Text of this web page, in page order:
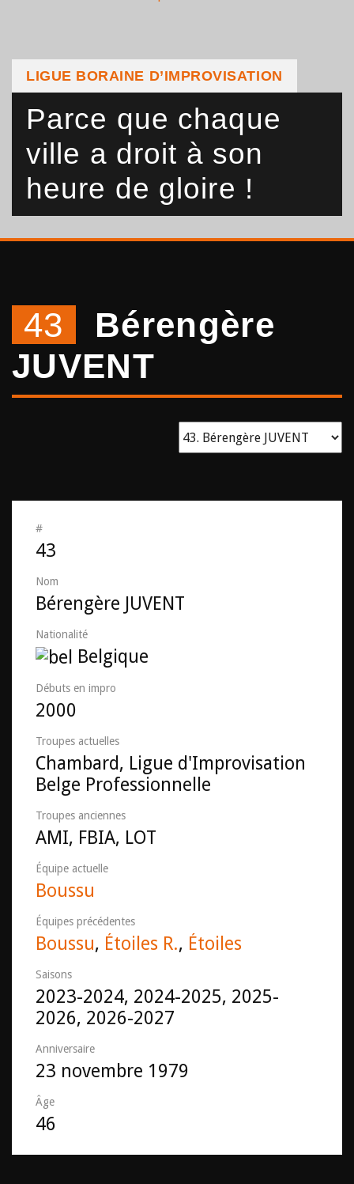
LIGUE BORAINE D’IMPROVISATION
Parce que chaque
ville a droit à son
heure de gloire !
43
Bérengère
JUVENT
#
43
Nom
Bérengère JUVENT
Nationalité
Belgique
Débuts en impro
2000
Troupes actuelles
Chambard, Ligue d'Improvisation
Belge Professionnelle
Troupes anciennes
AMI, FBIA, LOT
Équipe actuelle
Boussu
Équipes précédentes
Boussu, Étoiles R., Étoiles
Saisons
2023-2024, 2024-2025, 2025-
2026, 2026-2027
Anniversaire
23 novembre 1979
Âge
46